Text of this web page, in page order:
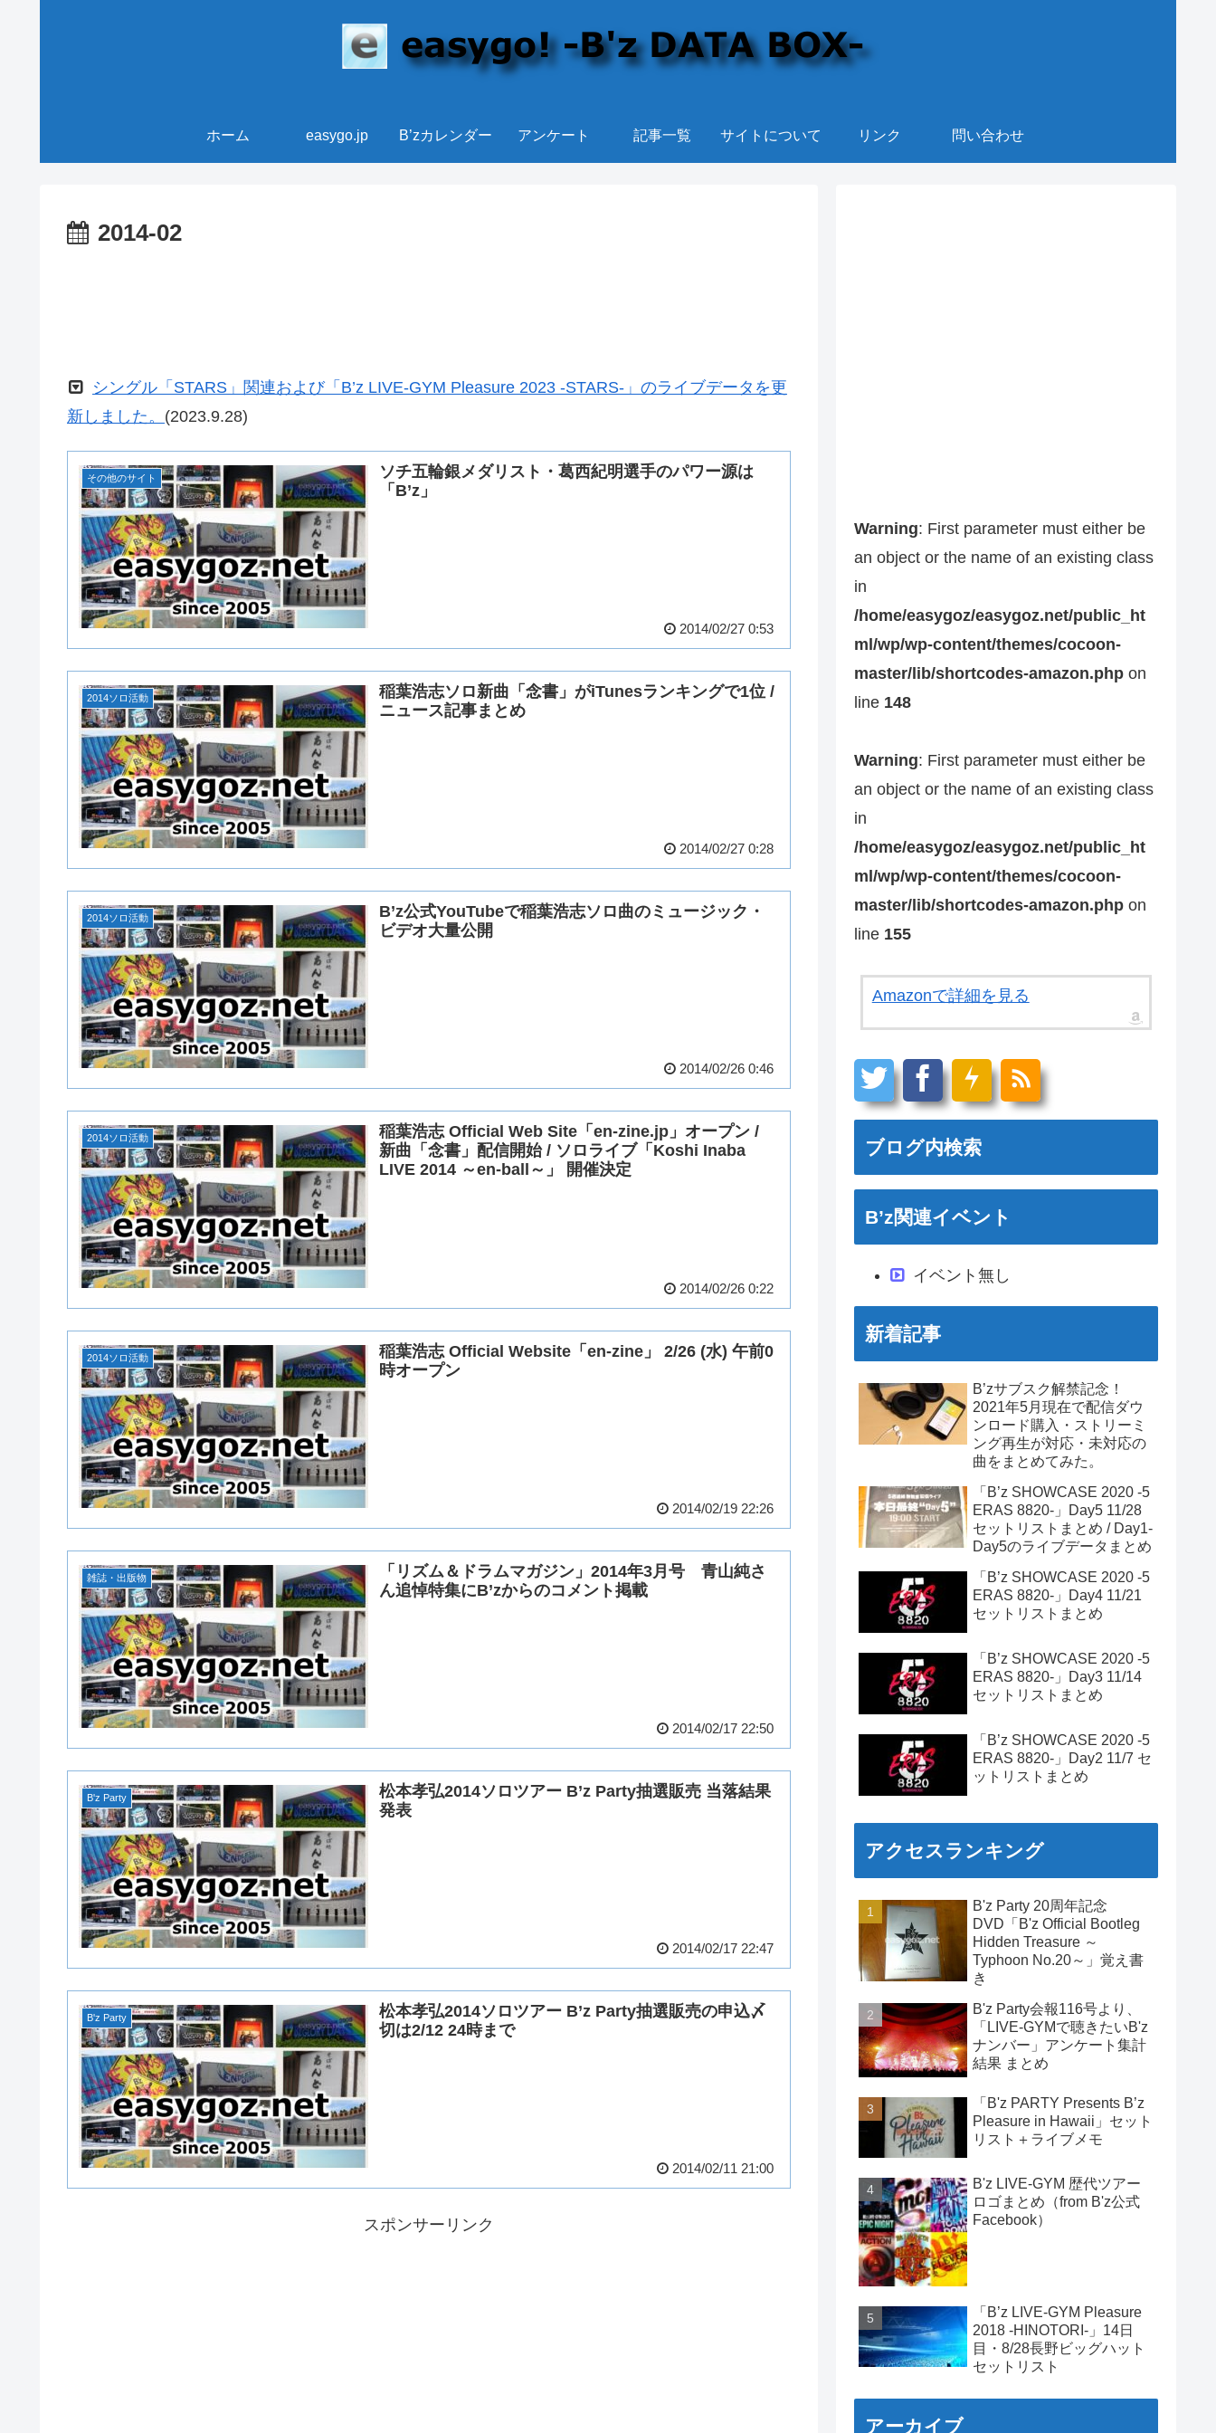
ホーム easygo.jp B’zカレンダー アンケート 記事一覧 サイトについて リンク 問い合わせ
2014-02
シングル「STARS」関連および「B’z LIVE-GYM Pleasure 2023 -STARS-」のライブデータを更
新しました。 (2023.9.28)
その他のサイト
ソチ五輪銀メダリスト・葛西紀明選手のパワー源は
「B’z」
2014/02/27 0:53
2014ソロ活動
稲葉浩志ソロ新曲「念書」がiTunesランキングで1位 /
ニュース記事まとめ
2014/02/27 0:28
2014ソロ活動
B’z公式YouTubeで稲葉浩志ソロ曲のミュージック・
ビデオ大量公開
2014/02/26 0:46
2014ソロ活動
稲葉浩志 Official Web Site「en-zine.jp」オープン /
新曲「念書」配信開始 / ソロライブ「Koshi Inaba
LIVE 2014 ～en-ball～」 開催決定
2014/02/26 0:22
2014ソロ活動
稲葉浩志 Official Website「en-zine」 2/26 (水) 午前0
時オープン
2014/02/19 22:26
雑誌・出版物
「リズム＆ドラムマガジン」2014年3月号 青山純さ
ん追悼特集にB’zからのコメント掲載
2014/02/17 22:50
B'z Party
松本孝弘2014ソロツアー B’z Party抽選販売 当落結果
発表
2014/02/17 22:47
B'z Party
松本孝弘2014ソロツアー B’z Party抽選販売の申込〆
切は2/12 24時まで
2014/02/11 21:00
スポンサーリンク
Warning: First parameter must either be
an object or the name of an existing class
in
/home/easygoz/easygoz.net/public_ht
ml/wp/wp-content/themes/cocoon-
master/lib/shortcodes-amazon.php on
line 148
Warning: First parameter must either be
an object or the name of an existing class
in
/home/easygoz/easygoz.net/public_ht
ml/wp/wp-content/themes/cocoon-
master/lib/shortcodes-amazon.php on
line 155
Amazonで詳細を見る
ブログ内検索
B’z関連イベント
イベント無し
新着記事
B’zサブスク解禁記念！
2021年5月現在で配信ダウ
ンロード購入・ストリーミ
ング再生が対応・未対応の
曲をまとめてみた。
「B’z SHOWCASE 2020 -5
ERAS 8820-」Day5 11/28
セットリストまとめ / Day1-
Day5のライブデータまとめ
「B’z SHOWCASE 2020 -5
ERAS 8820-」Day4 11/21
セットリストまとめ
「B’z SHOWCASE 2020 -5
ERAS 8820-」Day3 11/14
セットリストまとめ
「B’z SHOWCASE 2020 -5
ERAS 8820-」Day2 11/7 セ
ットリストまとめ
アクセスランキング
B'z Party 20周年記念
DVD「B'z Official Bootleg
Hidden Treasure ～
Typhoon No.20～」覚え書
き
B'z Party会報116号より、
「LIVE-GYMで聴きたいB'z
ナンバー」アンケート集計
結果 まとめ
「B'z PARTY Presents B’z
Pleasure in Hawaii」セット
リスト＋ライブメモ
B'z LIVE-GYM 歴代ツアー
ロゴまとめ（from B'z公式
Facebook）
「B’z LIVE-GYM Pleasure
2018 -HINOTORI-」14日
目・8/28長野ビッグハット
セットリスト
アーカイブ